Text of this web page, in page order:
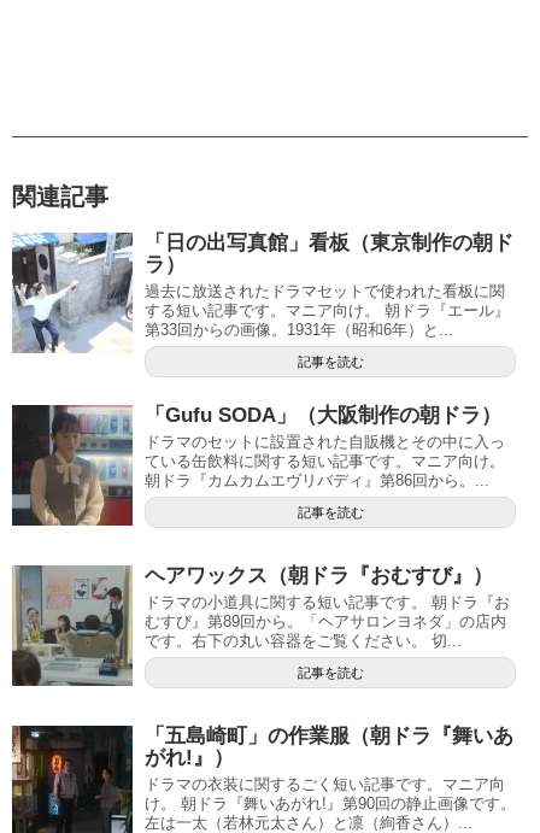
関連記事
「日の出写真館」看板（東京制作の朝ド
ラ）
過去に放送されたドラマセットで使われた看板に関
する短い記事です。マニア向け。 朝ドラ『エール』
第33回からの画像。1931年（昭和6年）と...
記事を読む
「Gufu SODA」（大阪制作の朝ドラ）
ドラマのセットに設置された自販機とその中に入っ
ている缶飲料に関する短い記事です。マニア向け。
朝ドラ『カムカムエヴリバディ』第86回から。...
記事を読む
ヘアワックス（朝ドラ『おむすび』）
ドラマの小道具に関する短い記事です。 朝ドラ『お
むすび』第89回から。「ヘアサロンヨネダ」の店内
です。右下の丸い容器をご覧ください。 切...
記事を読む
「五島崎町」の作業服（朝ドラ『舞いあ
がれ!』）
ドラマの衣装に関するごく短い記事です。マニア向
け。 朝ドラ『舞いあがれ!』第90回の静止画像です。
左は一太（若林元太さん）と凛（絢香さん）...